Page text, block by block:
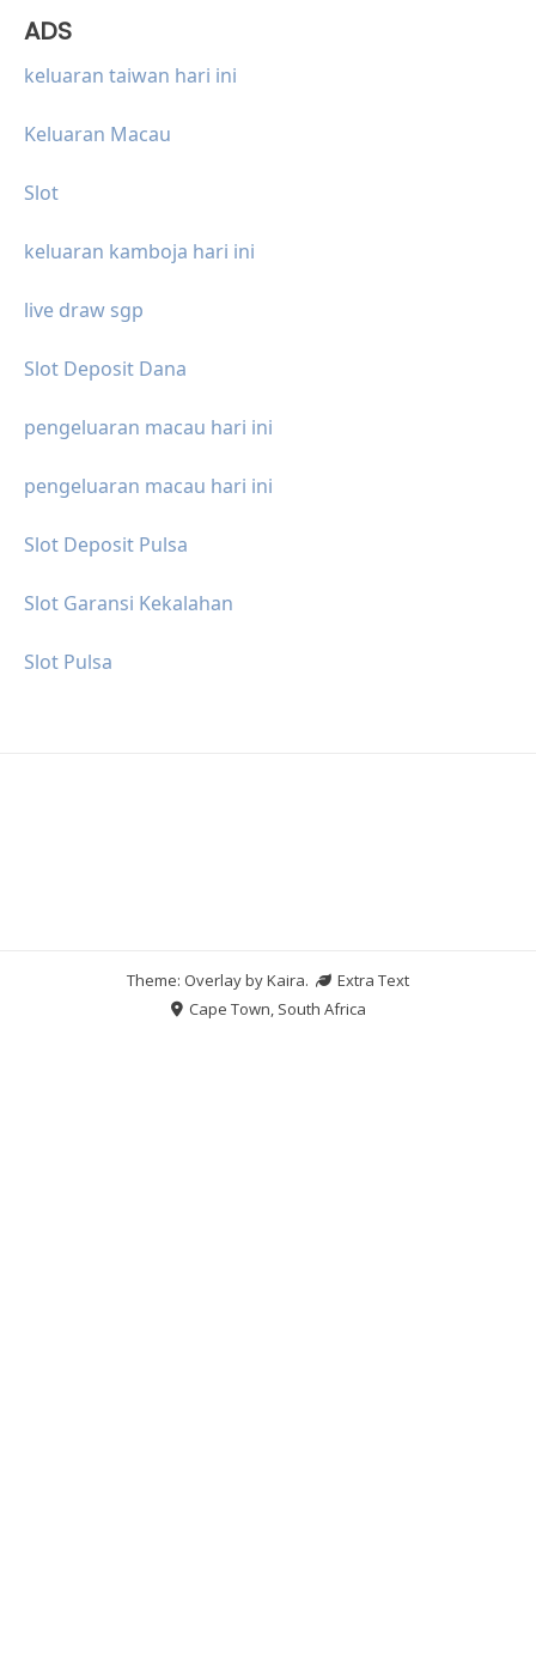
ADS
keluaran taiwan hari ini
Keluaran Macau
Slot
keluaran kamboja hari ini
live draw sgp
Slot Deposit Dana
pengeluaran macau hari ini
pengeluaran macau hari ini
Slot Deposit Pulsa
Slot Garansi Kekalahan
Slot Pulsa
Theme: Overlay byKaira.
Extra Text
Cape Town, South Africa